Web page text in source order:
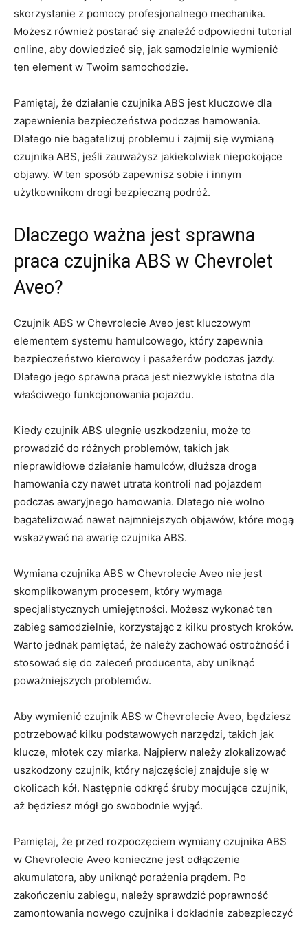
skorzystanie z⁢ pomocy profesjonalnego mechanika.
Możesz również ⁢postarać się znaleźć odpowiedni tutorial
online, aby dowiedzieć się, jak samodzielnie wymienić
ten element w‍ Twoim samochodzie.
Pamiętaj, że działanie czujnika⁢ ABS jest kluczowe dla
zapewnienia bezpieczeństwa ‌podczas hamowania.
Dlatego nie bagatelizuj problemu i zajmij ​się wymianą
czujnika ABS,⁢ jeśli zauważysz jakiekolwiek niepokojące
objawy. W ten sposób zapewnisz sobie i innym
użytkownikom drogi bezpieczną ⁤podróż.
Dlaczego ważna jest sprawna
praca ⁣czujnika ABS w Chevrolet
Aveo?
Czujnik ABS w Chevrolecie Aveo jest kluczowym
elementem systemu hamulcowego, który zapewnia
bezpieczeństwo kierowcy i pasażerów podczas ‌jazdy.
Dlatego jego sprawna praca jest niezwykle ‍istotna dla
‍właściwego funkcjonowania pojazdu.
Kiedy‍ czujnik ABS ulegnie uszkodzeniu, może ⁣to
prowadzić do różnych ⁤problemów, takich⁤ jak
nieprawidłowe działanie hamulców, dłuższa droga
hamowania czy nawet utrata kontroli nad pojazdem
podczas awaryjnego hamowania. Dlatego nie wolno
⁢bagatelizować nawet najmniejszych objawów, które ‍mogą
wskazywać na awarię czujnika ‍ABS.
Wymiana czujnika ABS w ​Chevrolecie Aveo nie jest
skomplikowanym procesem, ​który‌ wymaga
specjalistycznych umiejętności. Możesz wykonać ten
zabieg ⁤samodzielnie, korzystając z kilku prostych kroków.
Warto jednak pamiętać, że należy zachować ostrożność i
stosować się do zaleceń producenta, aby ‍uniknąć
poważniejszych⁣ problemów.
Aby wymienić czujnik ABS w Chevrolecie Aveo, będziesz
potrzebować kilku podstawowych narzędzi, takich jak
klucze, młotek czy miarka. Najpierw należy zlokalizować
uszkodzony czujnik, który​ najczęściej znajduje się w
okolicach kół. Następnie odkręć śruby mocujące czujnik,
aż będziesz mógł go swobodnie ‍wyjąć.
Pamiętaj, że przed rozpoczęciem wymiany czujnika ABS
w Chevrolecie Aveo konieczne jest odłączenie
akumulatora, aby uniknąć porażenia ‌prądem. Po
zakończeniu zabiegu, należy sprawdzić poprawność
zamontowania nowego czujnika i dokładnie zabezpieczyć